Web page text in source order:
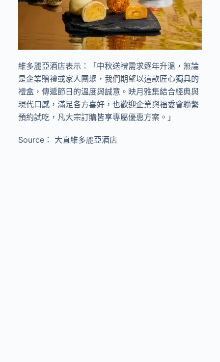
維多麗亞酒店表示：「中秋送禮需求逐年升溫，無論
是企業贈禮或家人團聚，我們期望以這款匠心獨具的
禮盒，傳遞節日的溫度與誠意。映月雅集結合經典與
現代口感，滿足各方喜好，也歡迎企業與福委會聯繫
預約試吃，凡大宗訂購皆享專屬優惠方案。」
Source： 大直維多麗亞酒店